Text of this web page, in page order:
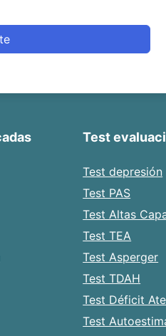
Test
Test depresión
Test PAS
Test Altas
Test TEA
Test Asperger
Test TDAH
Test Déficit
Test